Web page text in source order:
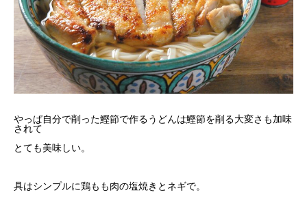
やっぱ自分で削った鰹節で作るうどんは鰹節を削る大変さも加味
されて
とても美味しい。
具はシンプルに鶏もも肉の塩焼きとネギで。